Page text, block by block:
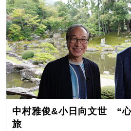
中村雅俊&小日向文世 “
旅